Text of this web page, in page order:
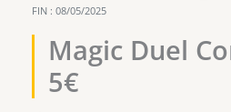
FIN : 08/05/2025
Magic Duel
5€